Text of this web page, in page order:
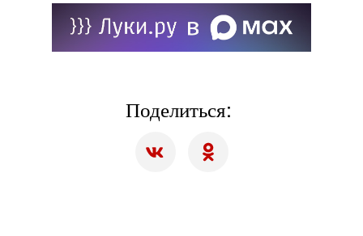
Поделиться: